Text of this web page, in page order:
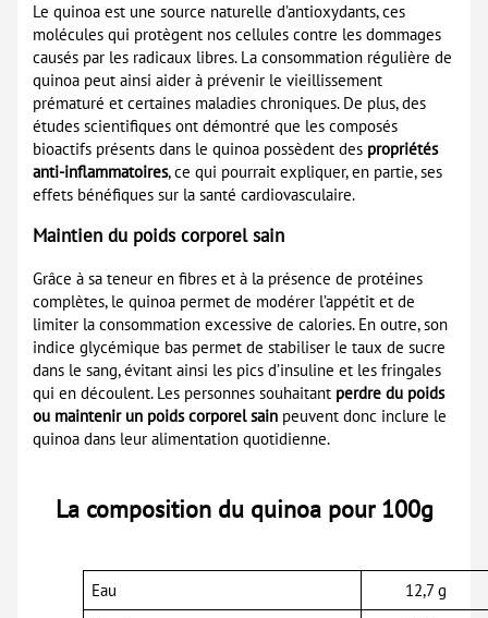
Le quinoa est une source naturelle d’antioxydants, ces
molécules qui protègent nos cellules contre les dommages
causés par les radicaux libres. La consommation régulière de
quinoa peut ainsi aider à prévenir le vieillissement
prématuré et certaines maladies chroniques. De plus, des
études scientifiques ont démontré que les composés
bioactifs présents dans le quinoa possèdent des propriétés
anti-inflammatoires, ce qui pourrait expliquer, en partie, ses
effets bénéfiques sur la santé cardiovasculaire.
Maintien du poids corporel sain
Grâce à sa teneur en fibres et à la présence de protéines
complètes, le quinoa permet de modérer l’appétit et de
limiter la consommation excessive de calories. En outre, son
indice glycémique bas permet de stabiliser le taux de sucre
dans le sang, évitant ainsi les pics d’insuline et les fringales
qui en découlent. Les personnes souhaitant perdre du poids
ou maintenir un poids corporel sain peuvent donc inclure le
quinoa dans leur alimentation quotidienne.
La composition du quinoa pour 100g
Eau
12,7 g